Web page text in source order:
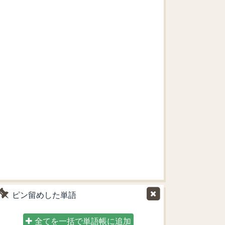
ピン留めした単語
全てを一括で単語帳に追加